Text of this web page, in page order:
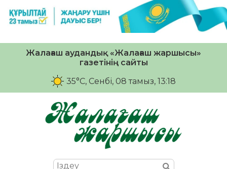
Жалағаш аудандық «Жалағаш жаршысы»
газетінің сайты
35°C, Сенбі, 08 тамыз, 13:18